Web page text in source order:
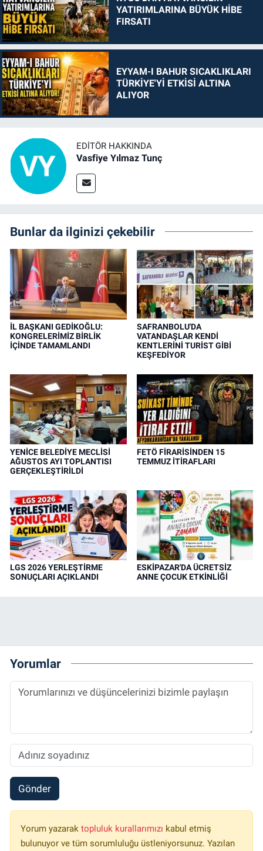
YATIRIMLARINA BÜYÜK HİBE
FIRSATI
EYYAM-I BAHUR SICAKLIKLARI
TÜRKİYE'Yİ ETKİSİ ALTINA
ALIYOR
EDITÖR HAKKINDA
Vasfiye Yılmaz Tunç
Bunlar da ilginizi çekebilir
İL BAŞKANI GEDİKOĞLU:
KONGRELERİMİZ BİRLİK
İÇİNDE TAMAMLANDI
SAFRANBOLU'DA
VATANDAŞLAR KENDİ
KENTLERİNİ TURİST GİBİ
KEŞFEDİYOR
YENİCE BELEDİYE MECLİSİ
AĞUSTOS AYI TOPLANTISI
GERÇEKLEŞTİRİLDİ
FETÖ FİRARİSİNDEN 15
TEMMUZ İTİRAFLARI
LGS 2026 YERLEŞTİRME
SONUÇLARI AÇIKLANDI
ESKİPAZAR'DA ÜCRETSİZ
ANNE ÇOCUK ETKİNLİĞİ
Yorumlar
Gönder
Yorum yazarak topluluk kurallarımızı kabul etmiş
bulunuyor ve tüm sorumluluğu üstleniyorsunuz. Yazılan